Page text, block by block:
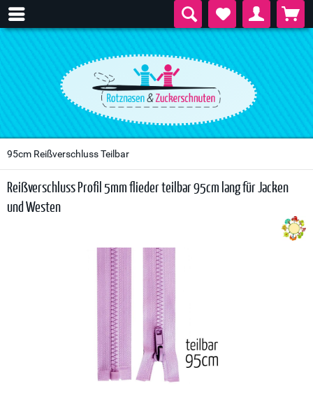
95cm Reißverschluss Teilbar
Reißverschluss Profil 5mm flieder teilbar 95cm lang für Jacken
und Westen